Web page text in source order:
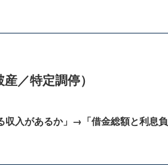
／特定調停）
収入があるか」→「借金総額と利息負